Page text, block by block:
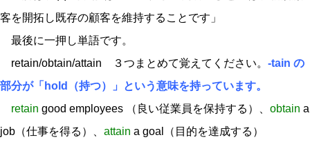
客を開拓し既存の顧客を維持することです」
最後に一押し単語です。
retain/obtain/attain ３つまとめて覚えてください。 -tain の
部分が「hold（持つ）」という意味を持っています。
retain good employees （良い従業員を保持する）、 obtain a
job（仕事を得る）、 attain a goal（目的を達成する）